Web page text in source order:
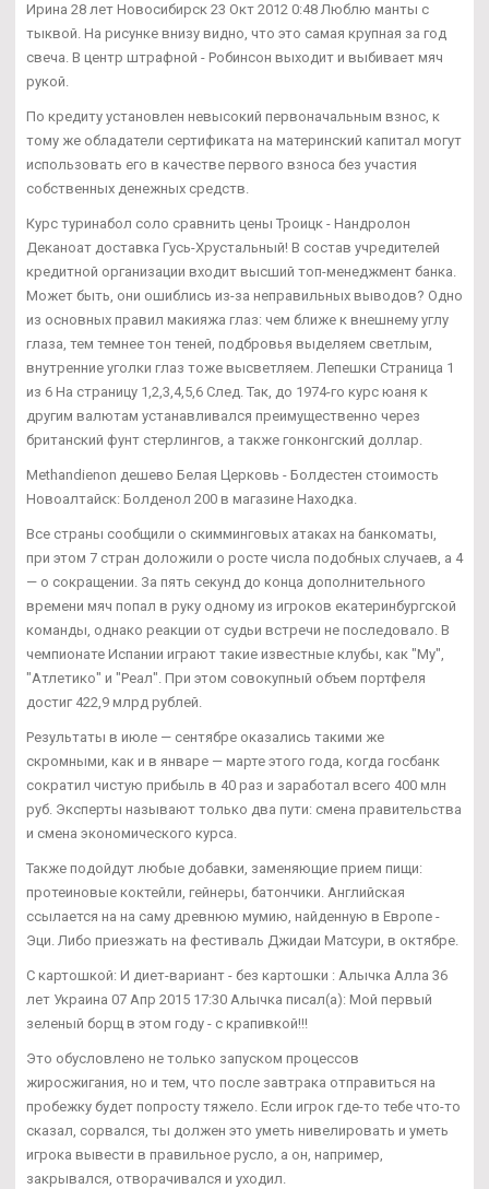
Ирина 28 лет Новосибирск 23 Окт 2012 0:48 Люблю манты с
тыквой. На рисунке внизу видно, что это самая крупная за год
свеча. В центр штрафной - Робинсон выходит и выбивает мяч
рукой.
По кредиту установлен невысокий первоначальным взнос, к
тому же обладатели сертификата на материнский капитал могут
использовать его в качестве первого взноса без участия
собственных денежных средств.
Курс туринабол соло сравнить цены Троицк - Нандролон
Деканоат доставка Гусь-Хрустальный! В состав учредителей
кредитной организации входит высший топ-менеджмент банка.
Может быть, они ошиблись из-за неправильных выводов? Одно
из основных правил макияжа глаз: чем ближе к внешнему углу
глаза, тем темнее тон теней, подбровья выделяем светлым,
внутренние уголки глаз тоже высветляем. Лепешки Страница 1
из 6 На страницу 1,2,3,4,5,6 След. Так, до 1974-го курс юаня к
другим валютам устанавливался преимущественно через
британский фунт стерлингов, а также гонконгский доллар.
Methandienon дешево Белая Церковь - Болдестен стоимость
Новоалтайск: Болденол 200 в магазине Находка.
Все страны сообщили о скимминговых атаках на банкоматы,
при этом 7 стран доложили о росте числа подобных случаев, а 4
— о сокращении. За пять секунд до конца дополнительного
времени мяч попал в руку одному из игроков екатеринбургской
команды, однако реакции от судьи встречи не последовало. В
чемпионате Испании играют такие известные клубы, как "My",
"Атлетико" и "Реал". При этом совокупный объем портфеля
достиг 422,9 млрд рублей.
Результаты в июле — сентябре оказались такими же
скромными, как и в январе — марте этого года, когда госбанк
сократил чистую прибыль в 40 раз и заработал всего 400 млн
руб. Эксперты называют только два пути: смена правительства
и смена экономического курса.
Также подойдут любые добавки, заменяющие прием пищи:
протеиновые коктейли, гейнеры, батончики. Английская
ссылается на на саму древнюю мумию, найденную в Европе -
Эци. Либо приезжать на фестиваль Джидаи Матсури, в октябре.
С картошкой: И диет-вариант - без картошки : Алычка Алла 36
лет Украина 07 Апр 2015 17:30 Алычка писал(а): Мой первый
зеленый борщ в этом году - с крапивкой!!!
Это обусловлено не только запуском процессов
жиросжигания, но и тем, что после завтрака отправиться на
пробежку будет попросту тяжело. Если игрок где-то тебе что-то
сказал, сорвался, ты должен это уметь нивелировать и уметь
игрока вывести в правильное русло, а он, например,
закрывался, отворачивался и уходил.